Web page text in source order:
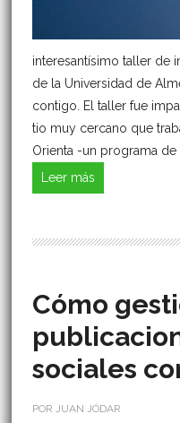
interesantísimo taller de
de la Universidad de
contigo. El taller fue
tio muy cercano que
Orienta -un programa de
Leer más
Cómo
sociales
POR JUAN JÓDAR